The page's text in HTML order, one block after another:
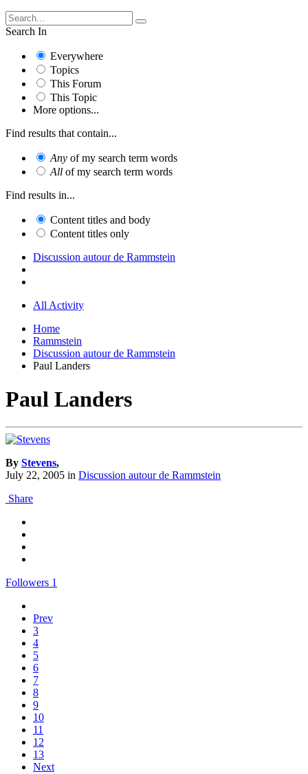
Search In
Everywhere
Topics
This Forum
This Topic
More options...
Find results that contain...
Any of my search term words
All of my search term words
Find results in...
Content titles and body
Content titles only
Discussion autour de Rammstein
All Activity
Home
Rammstein
Discussion autour de Rammstein
Paul Landers
Paul Landers
By Stevens,
July 22, 2005 in Discussion autour de Rammstein
Share
Followers 1
Prev
3
4
5
6
7
8
9
10
11
12
13
Next